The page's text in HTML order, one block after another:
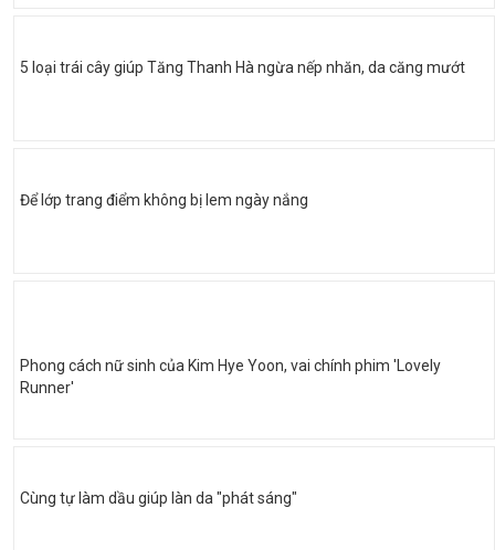
5 loại trái cây giúp Tăng Thanh Hà ngừa nếp nhăn, da căng mướt
Để lớp trang điểm không bị lem ngày nắng
Phong cách nữ sinh của Kim Hye Yoon, vai chính phim 'Lovely
Runner'
Cùng tự làm dầu giúp làn da "phát sáng"